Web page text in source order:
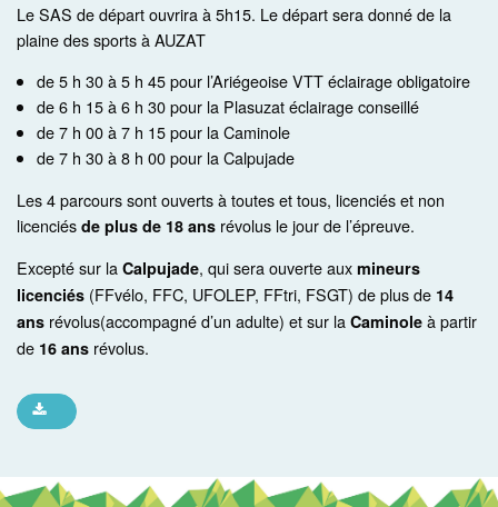
Le SAS de départ ouvrira à 5h15. Le départ sera donné de la
plaine des sports à AUZAT
de 5 h 30 à 5 h 45 pour l’Ariégeoise VTT éclairage obligatoire
de 6 h 15 à 6 h 30 pour la Plasuzat éclairage conseillé
de 7 h 00 à 7 h 15 pour la Caminole
de 7 h 30 à 8 h 00 pour la Calpujade
Les 4 parcours sont ouverts à toutes et tous, licenciés et non
licenciés de plus de 18 ans révolus le jour de l’épreuve.
Excepté sur la Calpujade, qui sera ouverte aux mineurs
licenciés (FFvélo, FFC, UFOLEP, FFtri, FSGT) de plus de 14
ans révolus(accompagné d’un adulte) et sur la Caminole à partir
de 16 ans révolus.